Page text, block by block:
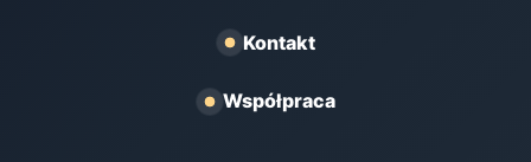
Kontakt
Współpraca